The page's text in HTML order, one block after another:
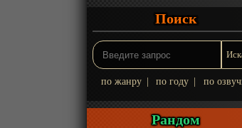
Поиск
по жанру по году по
Рандом